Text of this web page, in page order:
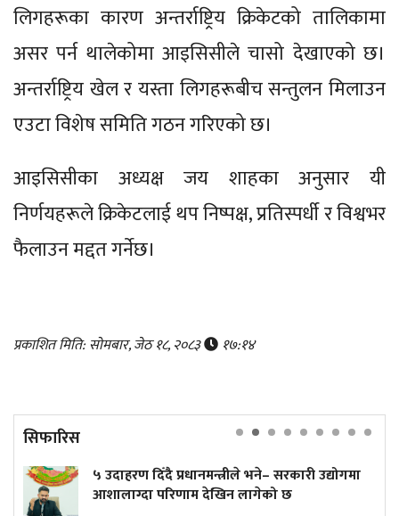
लिगहरूका कारण अन्तर्राष्ट्रिय क्रिकेटको तालिकामा
असर पर्न थालेकोमा आइसिसीले चासो देखाएको छ।
अन्तर्राष्ट्रिय खेल र यस्ता लिगहरूबीच सन्तुलन मिलाउन
एउटा विशेष समिति गठन गरिएको छ।
आइसिसीका अध्यक्ष जय शाहका अनुसार यी
निर्णयहरूले क्रिकेटलाई थप निष्पक्ष, प्रतिस्पर्धी र विश्वभर
फैलाउन मद्दत गर्नेछ।
प्रकाशित मिति: सोमबार, जेठ १८, २०८३ १७:१४
सिफारिस
भने– सरकारी उद्योगमा
देखिन लागेको छ
एक सिलिन्डर